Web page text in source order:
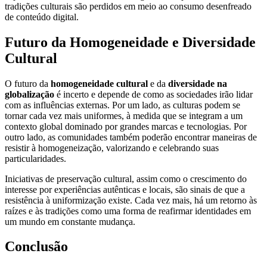
tradições culturais são perdidos em meio ao consumo desenfreado
de conteúdo digital.
Futuro da Homogeneidade e Diversidade
Cultural
O futuro da homogeneidade cultural e da diversidade na
globalização é incerto e depende de como as sociedades irão lidar
com as influências externas. Por um lado, as culturas podem se
tornar cada vez mais uniformes, à medida que se integram a um
contexto global dominado por grandes marcas e tecnologias. Por
outro lado, as comunidades também poderão encontrar maneiras de
resistir à homogeneização, valorizando e celebrando suas
particularidades.
Iniciativas de preservação cultural, assim como o crescimento do
interesse por experiências autênticas e locais, são sinais de que a
resistência à uniformização existe. Cada vez mais, há um retorno às
raízes e às tradições como uma forma de reafirmar identidades em
um mundo em constante mudança.
Conclusão